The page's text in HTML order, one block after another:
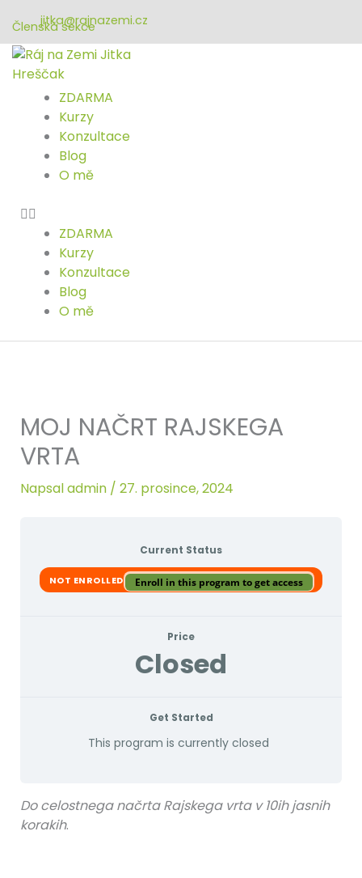
na
obsah
jitka@rajnazemi.cz
Členská sekce
ZDARMA
Kurzy
Konzultace
Blog
O mě
ZDARMA
Kurzy
Konzultace
Blog
O mě
MOJ NAČRT RAJSKEGA
VRTA
Napsaladmin / 27. prosince, 2024
Current Status
NOT ENROLLED Enroll in this program to get access
Price
Closed
Get Started
This program is currently closed
Do celostnega načrta Rajskega vrta v 10ih jasnih
korakih.